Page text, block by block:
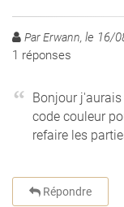
Par Erwann, le 16/
1 réponses
Bonjour
code couleur
refaire les
Répondre